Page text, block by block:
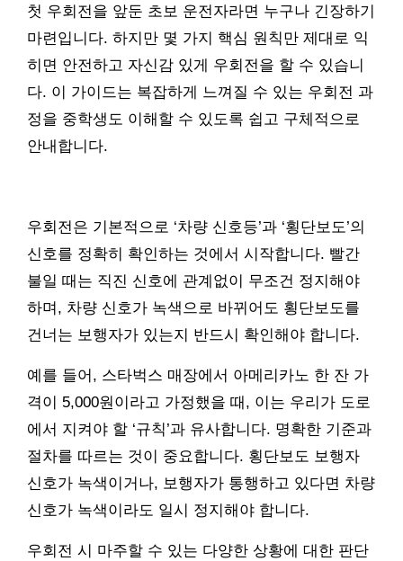
첫 우회전을 앞둔 초보 운전자라면 누구나 긴장하기
마련입니다. 하지만 몇 가지 핵심 원칙만 제대로 익
히면 안전하고 자신감 있게 우회전을 할 수 있습니
다. 이 가이드는 복잡하게 느껴질 수 있는 우회전 과
정을 중학생도 이해할 수 있도록 쉽고 구체적으로
안내합니다.
우회전은 기본적으로 ‘차량 신호등’과 ‘횡단보도’의
신호를 정확히 확인하는 것에서 시작합니다. 빨간
불일 때는 직진 신호에 관계없이 무조건 정지해야
하며, 차량 신호가 녹색으로 바뀌어도 횡단보도를
건너는 보행자가 있는지 반드시 확인해야 합니다.
예를 들어, 스타벅스 매장에서 아메리카노 한 잔 가
격이 5,000원이라고 가정했을 때, 이는 우리가 도로
에서 지켜야 할 ‘규칙’과 유사합니다. 명확한 기준과
절차를 따르는 것이 중요합니다. 횡단보도 보행자
신호가 녹색이거나, 보행자가 통행하고 있다면 차량
신호가 녹색이라도 일시 정지해야 합니다.
우회전 시 마주할 수 있는 다양한 상황에 대한 판단